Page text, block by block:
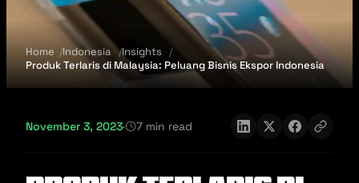
Home Indonesia
Insights
Produk Terlaris di Malaysia: Peluang Bisnis Ekspor Indonesia
November 3, 2023· 7 min read